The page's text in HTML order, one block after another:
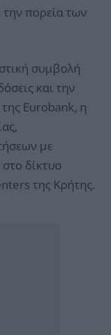
την πορεία των
συμβολή
και την
Eurobank, η
με
δίκτυο
της Κρήτης.